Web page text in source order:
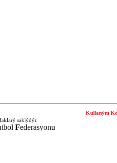
saklýdýr.
Federasyonu
Kullaným